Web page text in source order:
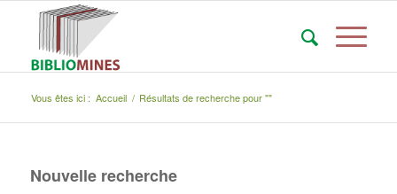
Vous êtes ici : Accueil / Résultats de recherche pour ""
Nouvelle recherche